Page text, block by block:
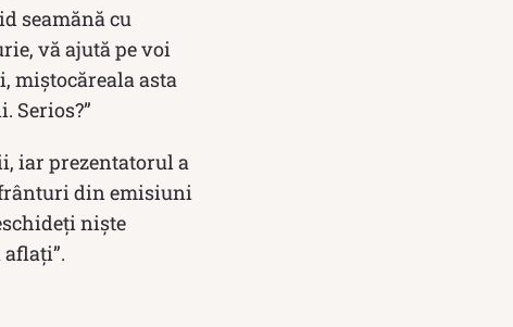
seamănă cu
vă ajută pe voi
miștocăreala asta
Serios?”
iar prezentatorul a
frânturi din emisiuni
niște